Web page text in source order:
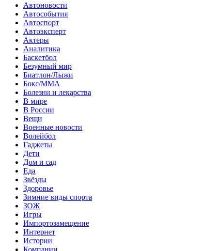
Автоновости
Автособытия
Автоспорт
Автоэксперт
Актеры
Аналитика
Баскетбол
Безумный мир
Биатлон/Лыжи
Бокс/MMA
Болезни и лекарства
В мире
В России
Вещи
Военные новости
Волейбол
Гаджеты
Дети
Дом и сад
Еда
Звёзды
Здоровье
Зимние виды спорта
ЗОЖ
Игры
Импортозамещение
Интернет
Истории
Компании